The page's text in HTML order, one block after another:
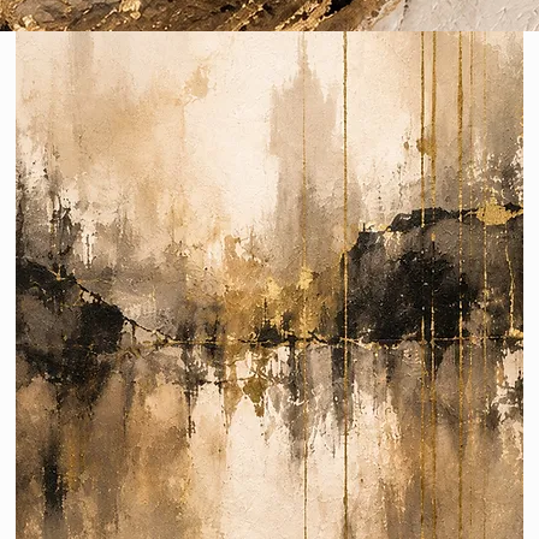
Snel overzicht